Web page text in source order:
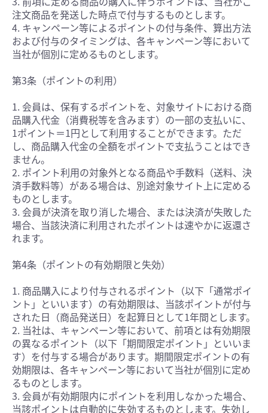
注文商品を発送した時点で付与するものとします。
4. キャンペーン等によるポイントの付与条件、算出方法
および付与のタイミングは、各キャンペーン等において
当社が個別に定めるものとします。
第3条（ポイントの利用）
1. 会員は、保有するポイントを、対象サイトにおける商
品購入代金（消費税等を含みます）の一部の支払いに、
1ポイント＝1円として利用することができます。ただ
し、商品購入代金の全額をポイントで支払うことはでき
ません。
2. ポイント利用の対象外となる商品や手数料（送料、決
済手数料等）がある場合は、別途対象サイト上に定める
ものとします。
3. 会員が決済を取り消した場合、または決済が失敗した
場合、当該決済に利用されたポイントは速やかに返還さ
れます。
第4条（ポイントの有効期限と失効）
1. 商品購入により付与されるポイント（以下「通常ポイ
ント」といいます）の有効期限は、当該ポイントが付与
された日（商品発送日）を起算日として1年間とします。
2. 当社は、キャンペーン等において、前項とは有効期限
の異なるポイント（以下「期間限定ポイント」といいま
す）を付与する場合があります。期間限定ポイントの有
効期限は、各キャンペーン等において当社が個別に定め
るものとします。
3. 会員が有効期限内にポイントを利用しなかった場合、
当該ポイントは自動的に失効するものとします。失効し